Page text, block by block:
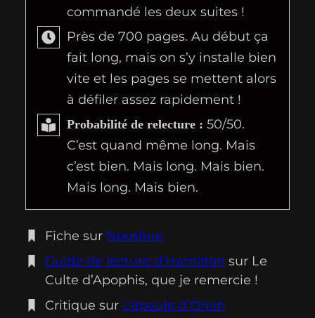
commandé les deux suites !
Près de 700 pages. Au début ça
fait long, mais on s’y installe bien
vite et les pages se mettent alors
à défiler assez rapidement !
Probabilité de relecture : 50/50.
C’est quand même long. Mais
c’est bien. Mais long. Mais bien.
Mais long. Mais bien.
Fiche sur Noosfere
Guide de lecture d’Hamilton sur Le
Culte d’Apophis, que je remercie !
Critique sur L’épaule d’Orion